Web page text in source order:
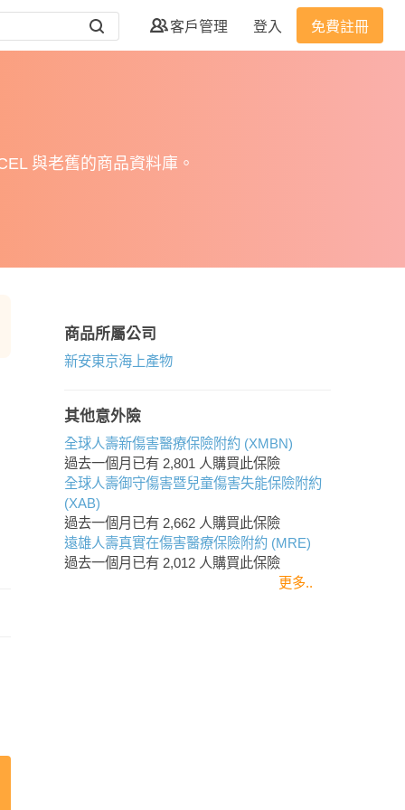
客戶管理 登入 免費註冊
與老舊的商品資料庫。
商品所屬公司
新安東京海上產物
其他意外險
全球人壽新傷害醫療保險附約 (XMBN)
過去一個月已有 2,801 人購買此保險
全球人壽御守傷害暨兒童傷害失能保險附約
(XAB)
過去一個月已有 2,662 人購買此保險
遠雄人壽真實在傷害醫療保險附約 (MRE)
過去一個月已有 2,012 人購買此保險
更多..